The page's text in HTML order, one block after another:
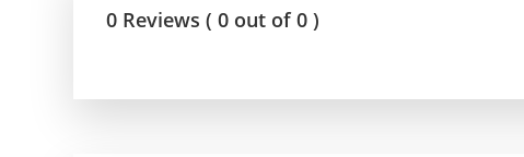
0 Reviews ( 0 out of 0 )